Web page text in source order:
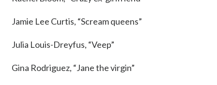
Jamie Lee Curtis, “Scream queens”
Julia Louis-Dreyfus, “Veep”
Gina Rodriguez, “Jane the virgin”